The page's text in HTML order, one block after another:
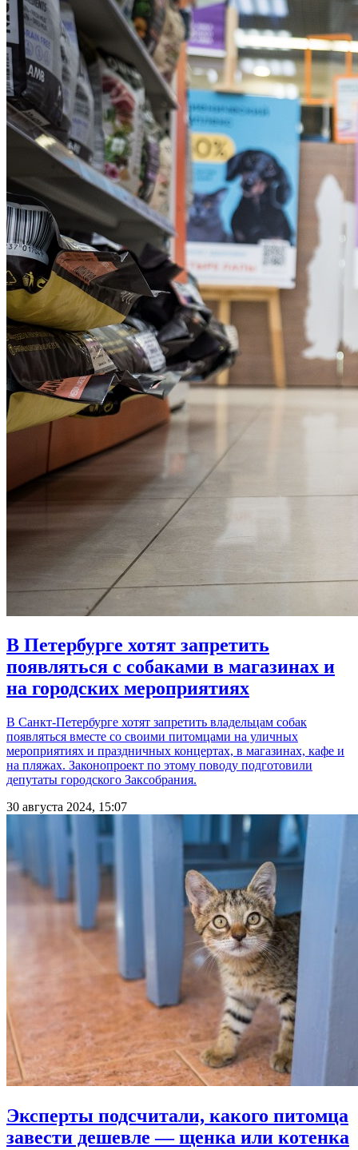
В Петербурге хотят запретить
появляться с собаками в магазинах и
на городских мероприятиях
В Санкт-Петербурге хотят запретить владельцам собак
появляться вместе со своими питомцами на уличных
мероприятиях и праздничных концертах, в магазинах, кафе и
на пляжах. Законопроект по этому поводу подготовили
депутаты городского Заксобрания.
30 августа 2024, 15:07
Эксперты подсчитали, какого питомца
завести дешевле — щенка или котенка